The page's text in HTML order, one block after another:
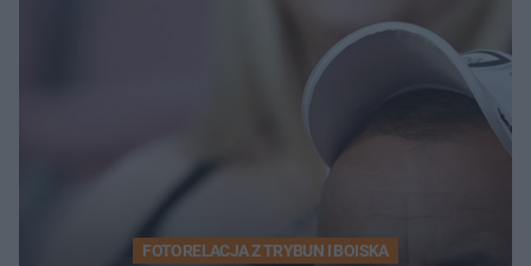
FOTORELACJA Z TRYBUN I BOISKA